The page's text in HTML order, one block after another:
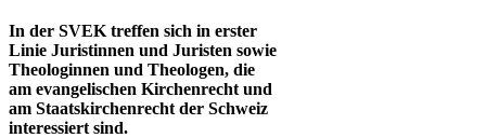
In der SVEK treffen sich in erster
Linie Juristinnen und Juristen sowie
Theologinnen und Theologen, die
am evangelischen Kirchenrecht und
am Staatskirchenrecht der Schweiz
interessiert sind.